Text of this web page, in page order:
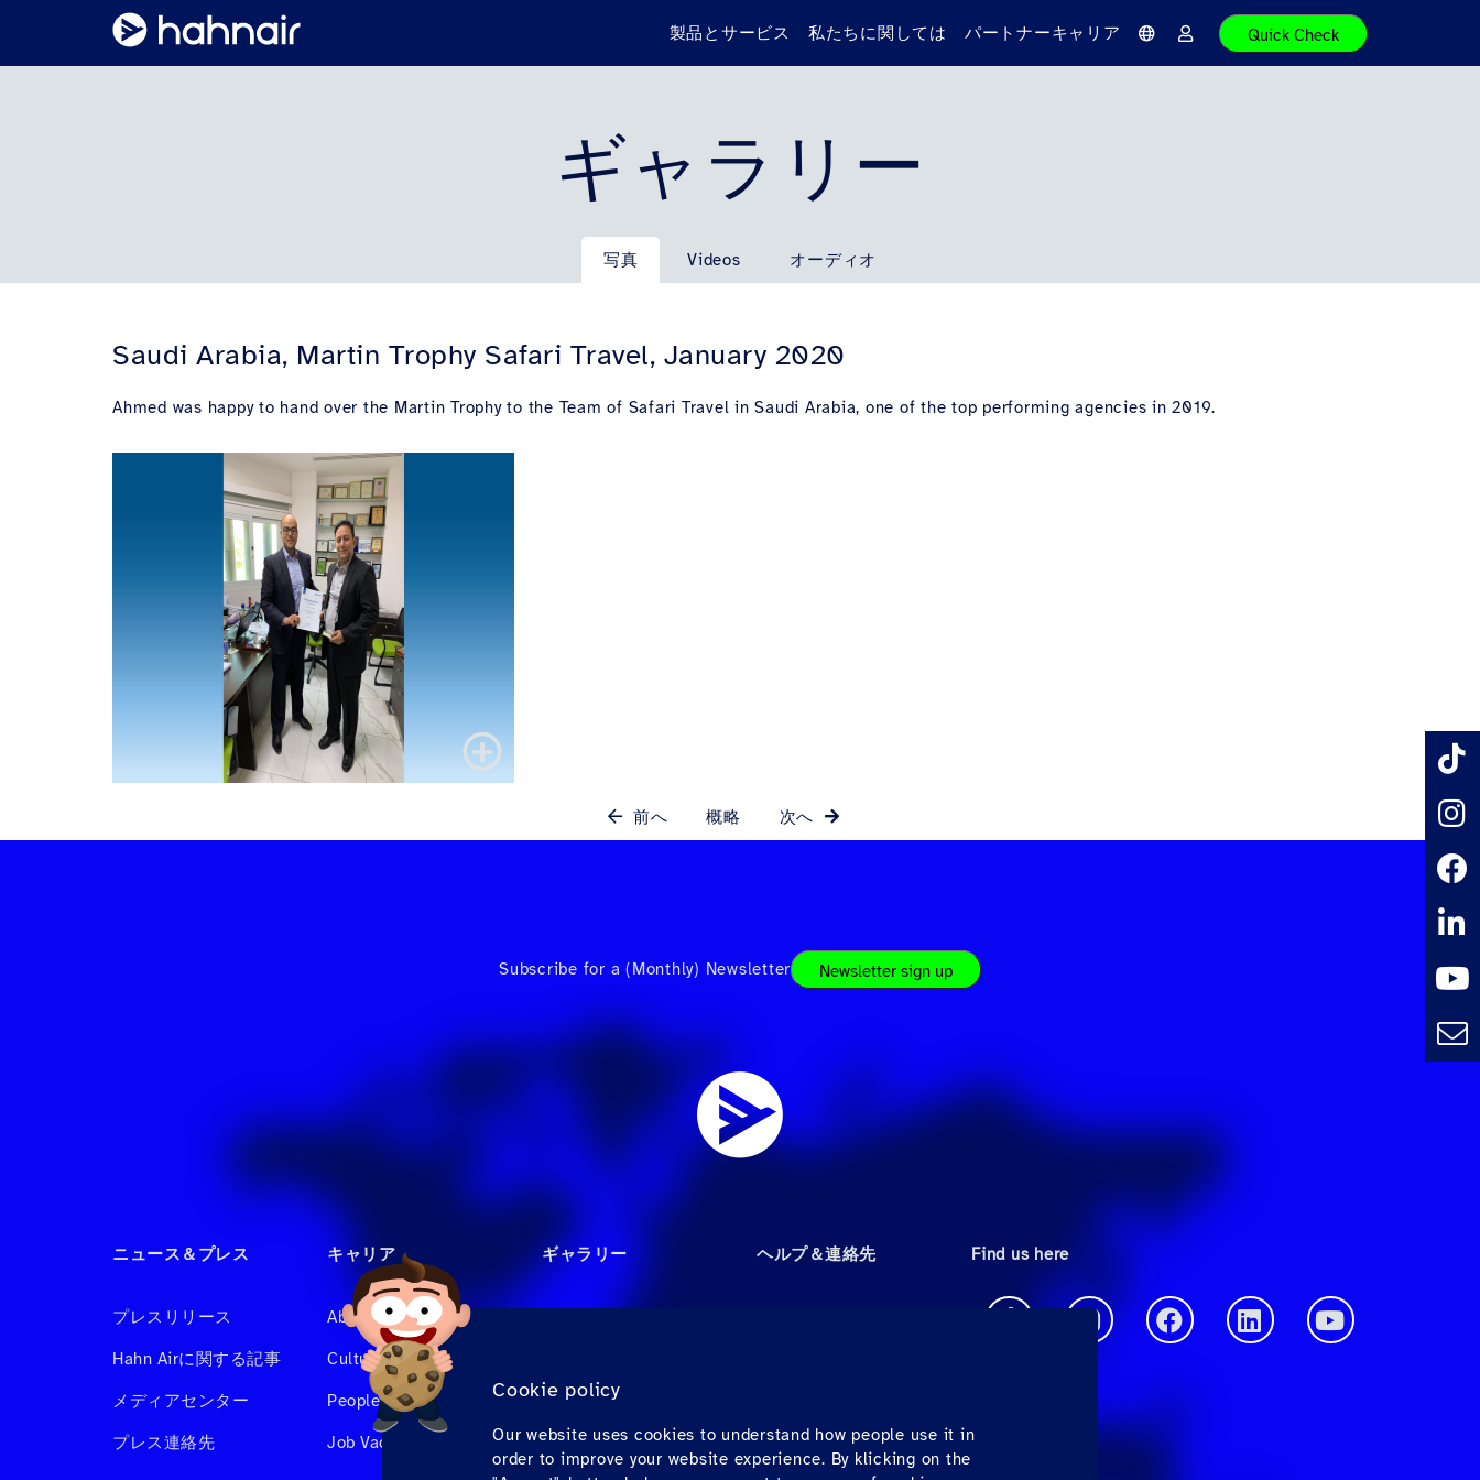
Cookie policy
Our website uses cookies to understand how people use it in
order to improve your website experience. By klicking on the
製品とサービス 私たちに関しては パートナーキャリア
言
ロ
イ
Quick Check
ギャラリー
写真 Videos オーディオ
Saudi Arabia, Martin Trophy Safari Travel, January 2020
Ahmed was happy to hand over the Martin Trophy to the Team of Safari Travel in Saudi Arabia, one of the top performing agencies in 2019.
前へ 概略 次へ
Subscribe for a (Monthly) Newsletter Newsletter sign up
ニュース＆プレス
プレスリリース
Hahn Airに関する記事
メディアセンター
プレス連絡先
キャリア
About us
Culture & Benefits
People at Hahnair
Job Vacancies
ギャラリー
オーディオ
ヘルプ＆連絡先
ダウンロード
Find us here